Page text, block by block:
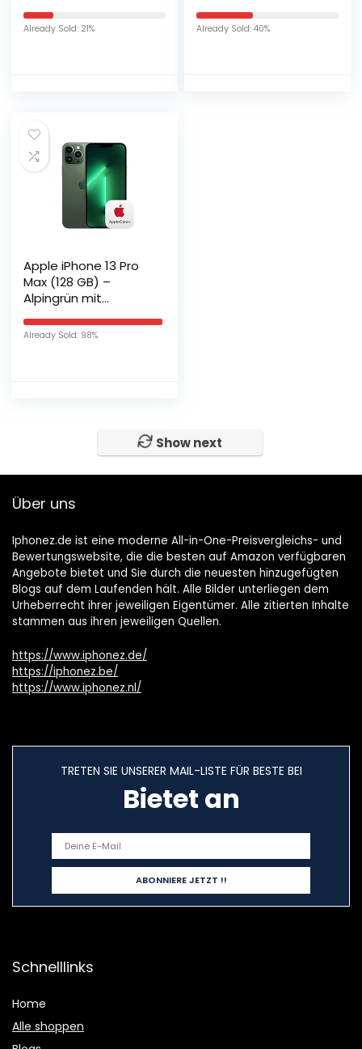
Already Sold: 21% Already Sold: 40%
Apple iPhone 13 Pro
Max (128 GB) –
Alpingrün mit
Already Sold: 98%
Show next
Über uns
Iphonez.de ist eine moderne All-in-One-Preisvergleichs- und
Bewertungswebsite, die die besten auf Amazon verfügbaren
Angebote bietet und Sie durch die neuesten hinzugefügten
Blogs auf dem Laufenden hält. Alle Bilder unterliegen dem
Urheberrecht ihrer jeweiligen Eigentümer. Alle zitierten Inhalte
stammen aus ihren jeweiligen Quellen.
https://www.iphonez.de/
https://iphonez.be/
https://www.iphonez.nl/
TRETEN SIE UNSERER MAIL-LISTE FÜR BESTE BEI
Bietet an
Schnelllinks
Home
Alle shoppen